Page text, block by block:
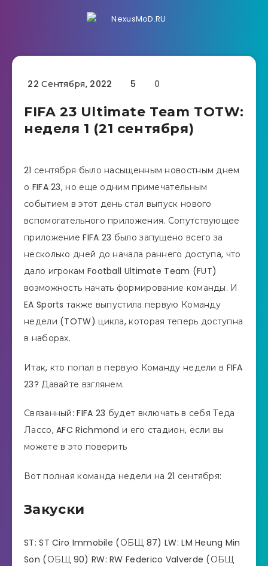
22 Сентября, 2022 5 0
FIFA 23 Ultimate Team TOTW:
неделя 1 (21 сентября)
21 сентября было насыщенным новостным днем ​​
о FIFA 23, но еще одним примечательным
событием в этот день стал выпуск нового
вспомогательного приложения. Сопутствующее
приложение FIFA 23 было запущено всего за
несколько дней до начала раннего доступа, что
дало игрокам Football Ultimate Team (FUT)
возможность начать формирование команды. И
EA Sports также выпустила первую Команду
недели (TOTW) цикла, которая теперь доступна
в наборах.
Итак, кто попал в первую Команду недели в FIFA
23? Давайте взглянем.
Связанный: FIFA 23 будет включать в себя Теда
Лассо, AFC Richmond и его стадион, если вы
можете в это поверить
Вот полная команда недели на 21 сентября:
Закуски
ST: ST Ciro Immobile (ОБЩ 87) LW: LM Heung Min
Son (ОБЩ 90) RW: RW Federico Valverde (ОБЩ